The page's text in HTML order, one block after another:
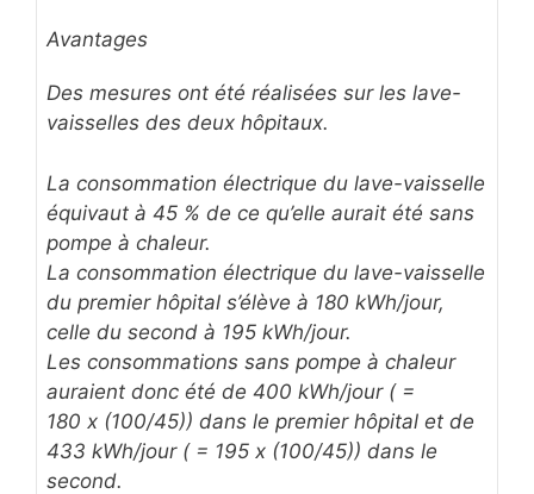
Avantages
Des mesures ont été réalisées sur les lave-
vaisselles des deux hôpitaux.
La consommation électrique du lave-vaisselle
équivaut à 45 % de ce qu’elle aurait été sans
pompe à chaleur.
La consommation électrique du lave-vaisselle
du premier hôpital s’élève à 180 kWh/jour,
celle du second à 195 kWh/jour.
Les consommations sans pompe à chaleur
auraient donc été de 400 kWh/jour ( =
180 x (100/45)) dans le premier hôpital et de
433 kWh/jour ( = 195 x (100/45)) dans le
second.